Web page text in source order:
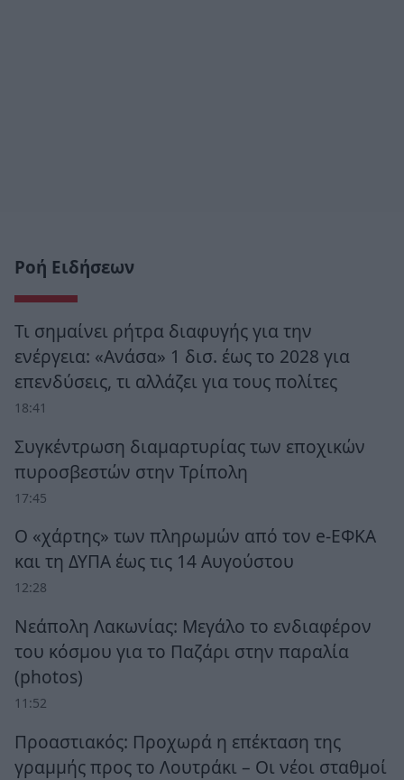
Ροή Ειδήσεων
Τι σημαίνει ρήτρα διαφυγής για την
ενέργεια: «Ανάσα» 1 δισ. έως το 2028 για
επενδύσεις, τι αλλάζει για τους πολίτες
18:41
Συγκέντρωση διαμαρτυρίας των εποχικών
πυροσβεστών στην Τρίπολη
17:45
Ο «χάρτης» των πληρωμών από τον e-ΕΦΚΑ
και τη ΔΥΠΑ έως τις 14 Αυγούστου
12:28
Νεάπολη Λακωνίας: Μεγάλο το ενδιαφέρον
του κόσμου για το Παζάρι στην παραλία
(photos)
11:52
Προαστιακός: Προχωρά η επέκταση της
γραμμής προς το Λουτράκι – Οι νέοι σταθμοί